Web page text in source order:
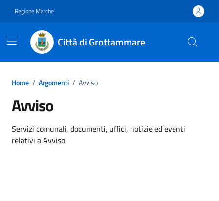
Regione Marche
Città di Grottammare
Home / Argomenti / Avviso
Avviso
Dettagli dell'argomento
Servizi comunali, documenti, uffici, notizie ed eventi
relativi a Avviso